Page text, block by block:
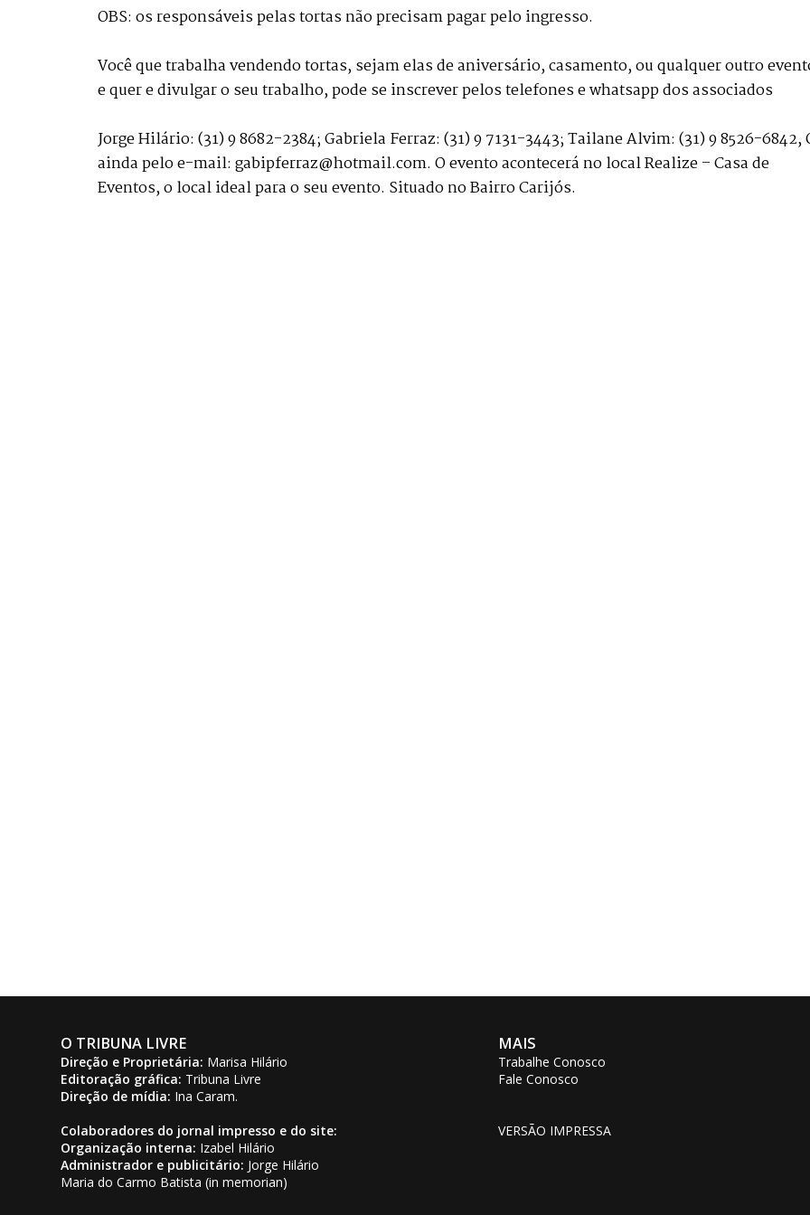
OBS: os responsáveis pelas tortas não precisam pagar pelo ingresso.
Você que trabalha vendendo tortas, sejam elas de aniversário, casamento, ou qualquer outro
e quer e divulgar o seu trabalho, pode se inscrever pelos telefones e whatsapp dos associados
Jorge Hilário: (31) 9 8682-2384; Gabriela Ferraz: (31) 9 7131-3443; Tailane Alvim: (31) 9 8526-6842,
ainda pelo e-mail: gabipferraz@hotmail.com. O evento acontecerá no local Realize – Casa de
Eventos, o local ideal para o seu evento. Situado no Bairro Carijós.
O TRIBUNA LIVRE
Direção e Proprietária: Marisa Hilário
Editoração gráfica: Tribuna Livre
Direção de mídia: Ina Caram.
Colaboradores do jornal impresso e do site:
Organização interna: Izabel Hilário
Administrador e publicitário: Jorge Hilário
Maria do Carmo Batista (in memorian)
MAIS
Trabalhe Conosco
Fale Conosco
VERSÃO IMPRESSA